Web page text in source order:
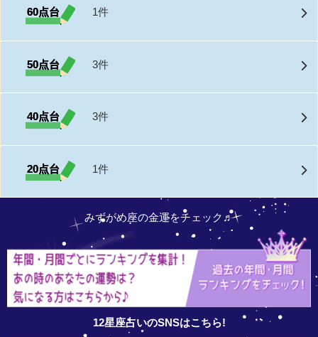
60点台 1件
50点台 3件
40点台 3件
20点台 1件
みずがめ座の金運をチェック♬
12星座占いのSNSはこちら!